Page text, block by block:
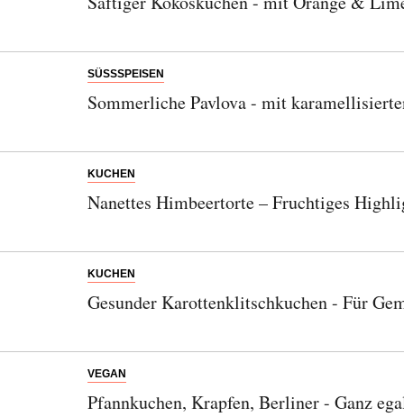
SÜSSSPEISEN
Sommerliche Pavlova - mit
KUCHEN
Nanettes Himbeertorte – Fruchtiges
KUCHEN
Gesunder Karottenklitschkuchen - Für
VEGAN
Pfannkuchen, Krapfen, Berliner - Ganz